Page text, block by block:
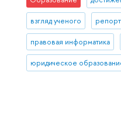
взгляд ученого
правовая информатика
юридическое